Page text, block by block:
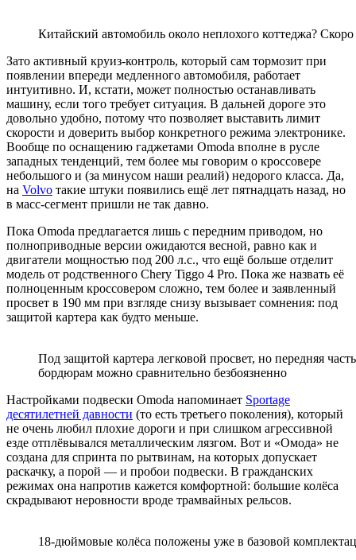
Китайский автомобиль около неплохого коттеджа?
Зато активный круиз-контроль, который сам тормозит при
появлении впереди медленного автомобиля, работает
интуитивно. И, кстати, может полностью останавливать
машину, если того требует ситуация. В дальней дороге это
довольно удобно, потому что позволяет выставить лимит
скорости и доверить выбор конкретного режима электронике.
Вообще по оснащению гаджетами Omoda вполне в русле
западных тенденций, тем более мы говорим о кроссовере
небольшого и (за минусом наши реалий) недорого класса. Да,
на Volvo такие штуки появились ещё лет пятнадцать назад, но
в масс-сегмент пришли не так давно.
Пока Omoda предлагается лишь с передним приводом, но
полноприводные версии ожидаются весной, равно как и
двигатели мощностью под 200 л.с., что ещё больше отделит
модель от родственного Chery Tiggo 4 Pro. Пока же назвать её
полноценным кроссовером сложно, тем более и заявленный
просвет в 190 мм при взгляде снизу вызывает сомнения: под
защитой картера как будто меньше.
Под защитой картера легковой просвет, но передняя
бордюрам можно сравнительно безбоязненно
Настройками подвески Omoda напоминает Sportage
десятилетней давности (то есть третьего поколения), который
не очень любил плохие дороги и при слишком агрессивной
езде отплёвывался металлическим лязгом. Вот и «Омода» не
создана для спринта по рытвинам, на которых допускает
раскачку, а порой — и пробои подвески. В гражданских
режимах она напротив кажется комфортной: большие колёса
скрадывают неровности вроде трамвайных рельсов.
18-дюймовые колёса положены уже в базовой